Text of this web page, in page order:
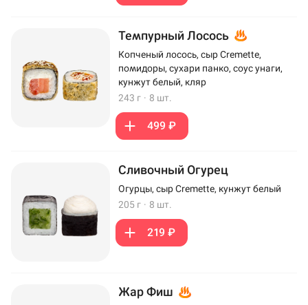
Темпурный Лосось
Копченый лосось, сыр Cremette,
помидоры, сухари панко, соус унаги,
кунжут белый, кляр
243 г · 8 шт.
499 ₽
Сливочный Огурец
Огурцы, сыр Cremette, кунжут белый
205 г · 8 шт.
219 ₽
Жар Фиш